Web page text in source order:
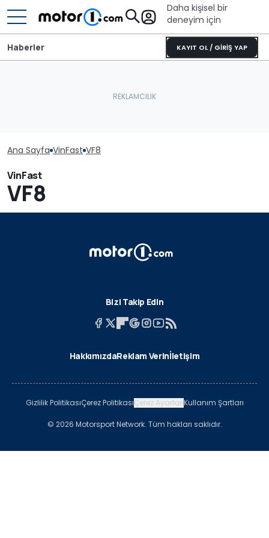
Daha kişisel bir
deneyim için
KAYIT OL / GİRİŞ YAP
Haberler
Ana Sayfa VinFast VF8
VinFast
VF8
Bizi Takip Edin
HakkımızdaReklam Verinİletişim
Gizlilik PolitikasıÇerez PolitikasıÇerez AyarlarıKullanım Şartları
© 2026 Motorsport Network. Tüm hakları saklıdır.